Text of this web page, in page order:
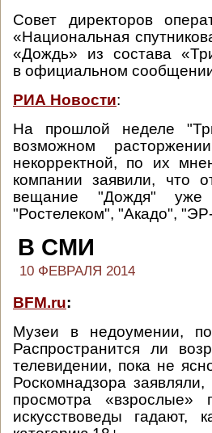
Совет директоров
«Национальная
«Дождь» из состава
в официальном
РИА Новости:
На прошлой неделе
возможном
некорректной, по их
компании заявили, что
вещание "Дождя" уже
"Ростелеком", "Акадо",
В СМИ
10 ФЕВРАЛЯ 2014
BFM.ru:
Музеи в недоумении,
Распространится ли
телевидении, пока не
Роскомнадзора
просмотра «взрослые»
искусствоведы гадают,